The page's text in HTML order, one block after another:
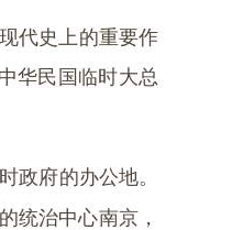
代史上的重要作
华民国临时大总
政府的办公地。
统治中心南京，